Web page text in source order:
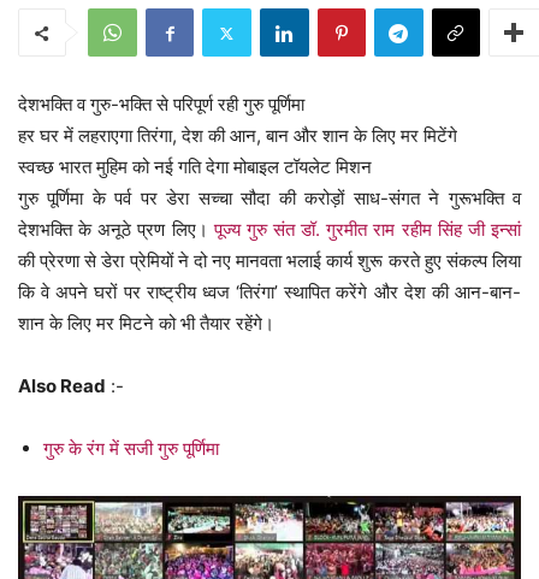
देशभक्ति व गुरु-भक्ति से परिपूर्ण रही गुरु पूर्णिमा
हर घर में लहराएगा तिरंगा, देश की आन, बान और शान के लिए मर मिटेंगे
स्वच्छ भारत मुहिम को नई गति देगा मोबाइल टॉयलेट मिशन
गुरु पूर्णिमा के पर्व पर डेरा सच्चा सौदा की करोड़ों साध-संगत ने गुरूभक्ति व
देशभक्ति के अनूठे प्रण लिए।पूज्य गुरु संत डॉ. गुरमीत राम रहीम सिंह जी इन्सां
की प्रेरणा से डेरा प्रेमियों ने दो नए मानवता भलाई कार्य शुरू करते हुए संकल्प लिया
कि वे अपने घरों पर राष्ट्रीय ध्वज ‘तिरंगा’ स्थापित करेंगे और देश की आन-बान-
शान के लिए मर मिटने को भी तैयार रहेंगे।
Also Read :-
गुरु के रंग में सजी गुरु पूर्णिमा